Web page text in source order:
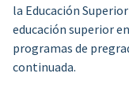
la Educación
educación superior
programas de
continuada.